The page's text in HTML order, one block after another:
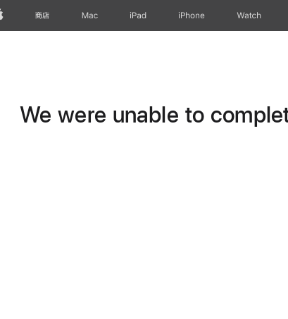
Apple商店 Mac iPad iPhone Watch
We were unable to